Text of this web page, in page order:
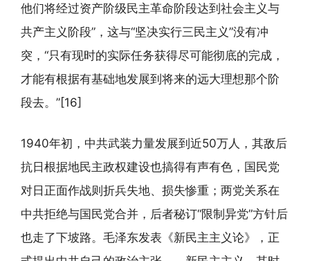
他们将经过资产阶级民主革命阶段达到社会主义与
共产主义阶段”，这与“坚决实行三民主义”没有冲
突，“只有现时的实际任务获得尽可能彻底的完成，
才能有根据有基础地发展到将来的远大理想那个阶
段去。”[16]
1940年初，中共武装力量发展到近50万人，其敌后
抗日根据地民主政权建设也搞得有声有色，国民党
对日正面作战则折兵失地、损失惨重；两党关系在
中共拒绝与国民党合并，后者秘订“限制异党”方针后
也走了下坡路。毛泽东发表《新民主主义论》，正